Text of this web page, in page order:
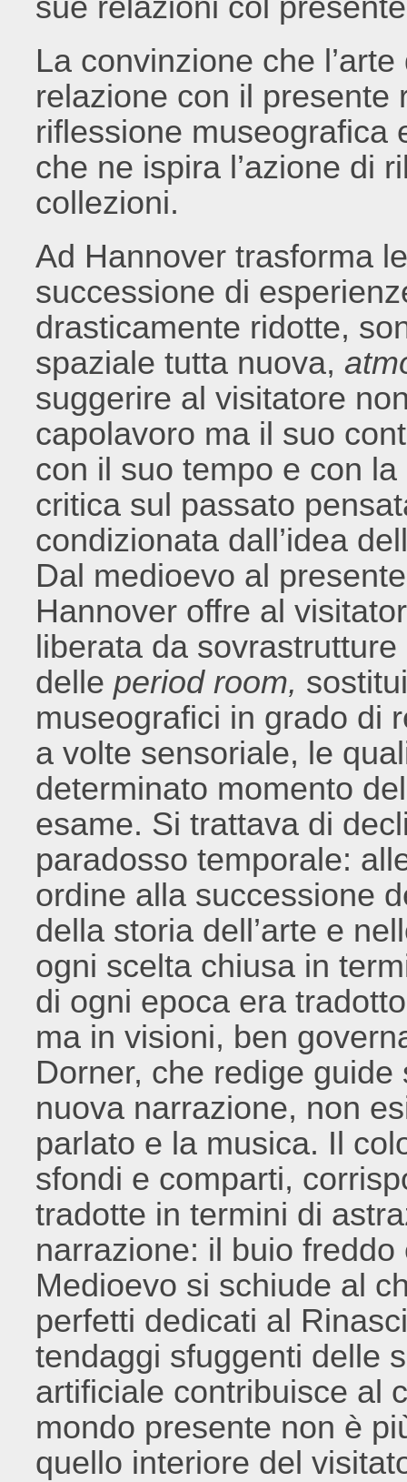
La convinzione che
relazione con il presente
riflessione museografica
che ne ispira l’azione di
collezioni.
Ad Hannover trasforma
successione di
drasticamente ridotte,
spaziale tutta nuova,
suggerire al visitatore
capolavoro ma il suo
con il suo tempo e con
critica sul passato
condizionata dall’idea
Dal medioevo al
Hannover offre al
liberata da
delle period room,
museografici in grado di
a volte sensoriale, le
determinato momento
esame. Si trattava di
paradosso temporale:
ordine alla successione
della storia dell’arte e
ogni scelta chiusa in
di ogni epoca era
ma in visioni, ben
Dorner, che redige
nuova narrazione, non
parlato e la musica. Il
sfondi e comparti,
tradotte in termini di
narrazione: il buio
Medioevo si schiude al
perfetti dedicati al
tendaggi sfuggenti delle
artificiale contribuisce al
mondo presente non è
quello interiore del